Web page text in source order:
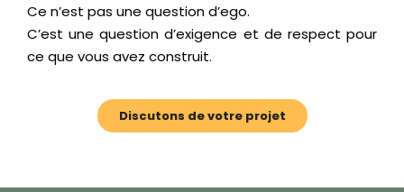
Ce n’est pas une question d’ego.
C’est une question d’exigence et de respect pour
ce que vous avez construit.
Discutons de votre projet